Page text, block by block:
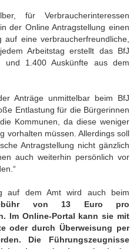
für Verbraucherinteressen
der Online Antragstellung einen
eine verbraucherfreundliche,
Arbeitstag erstellt das BfJ
und 1.400 Auskünfte aus dem
Anträge unmittelbar beim BfJ
Entlastung für die Bürgerinnen
Kommunen, da diese weniger
vorhalten müssen. Allerdings soll
Antragstellung nicht gänzlich
auch weiterhin persönlich vor
auf dem Amt wird auch beim
von 13 Euro pro
Im Online-Portal kann sie mit
oder durch Überweisung per
Die Führungszeugnisse